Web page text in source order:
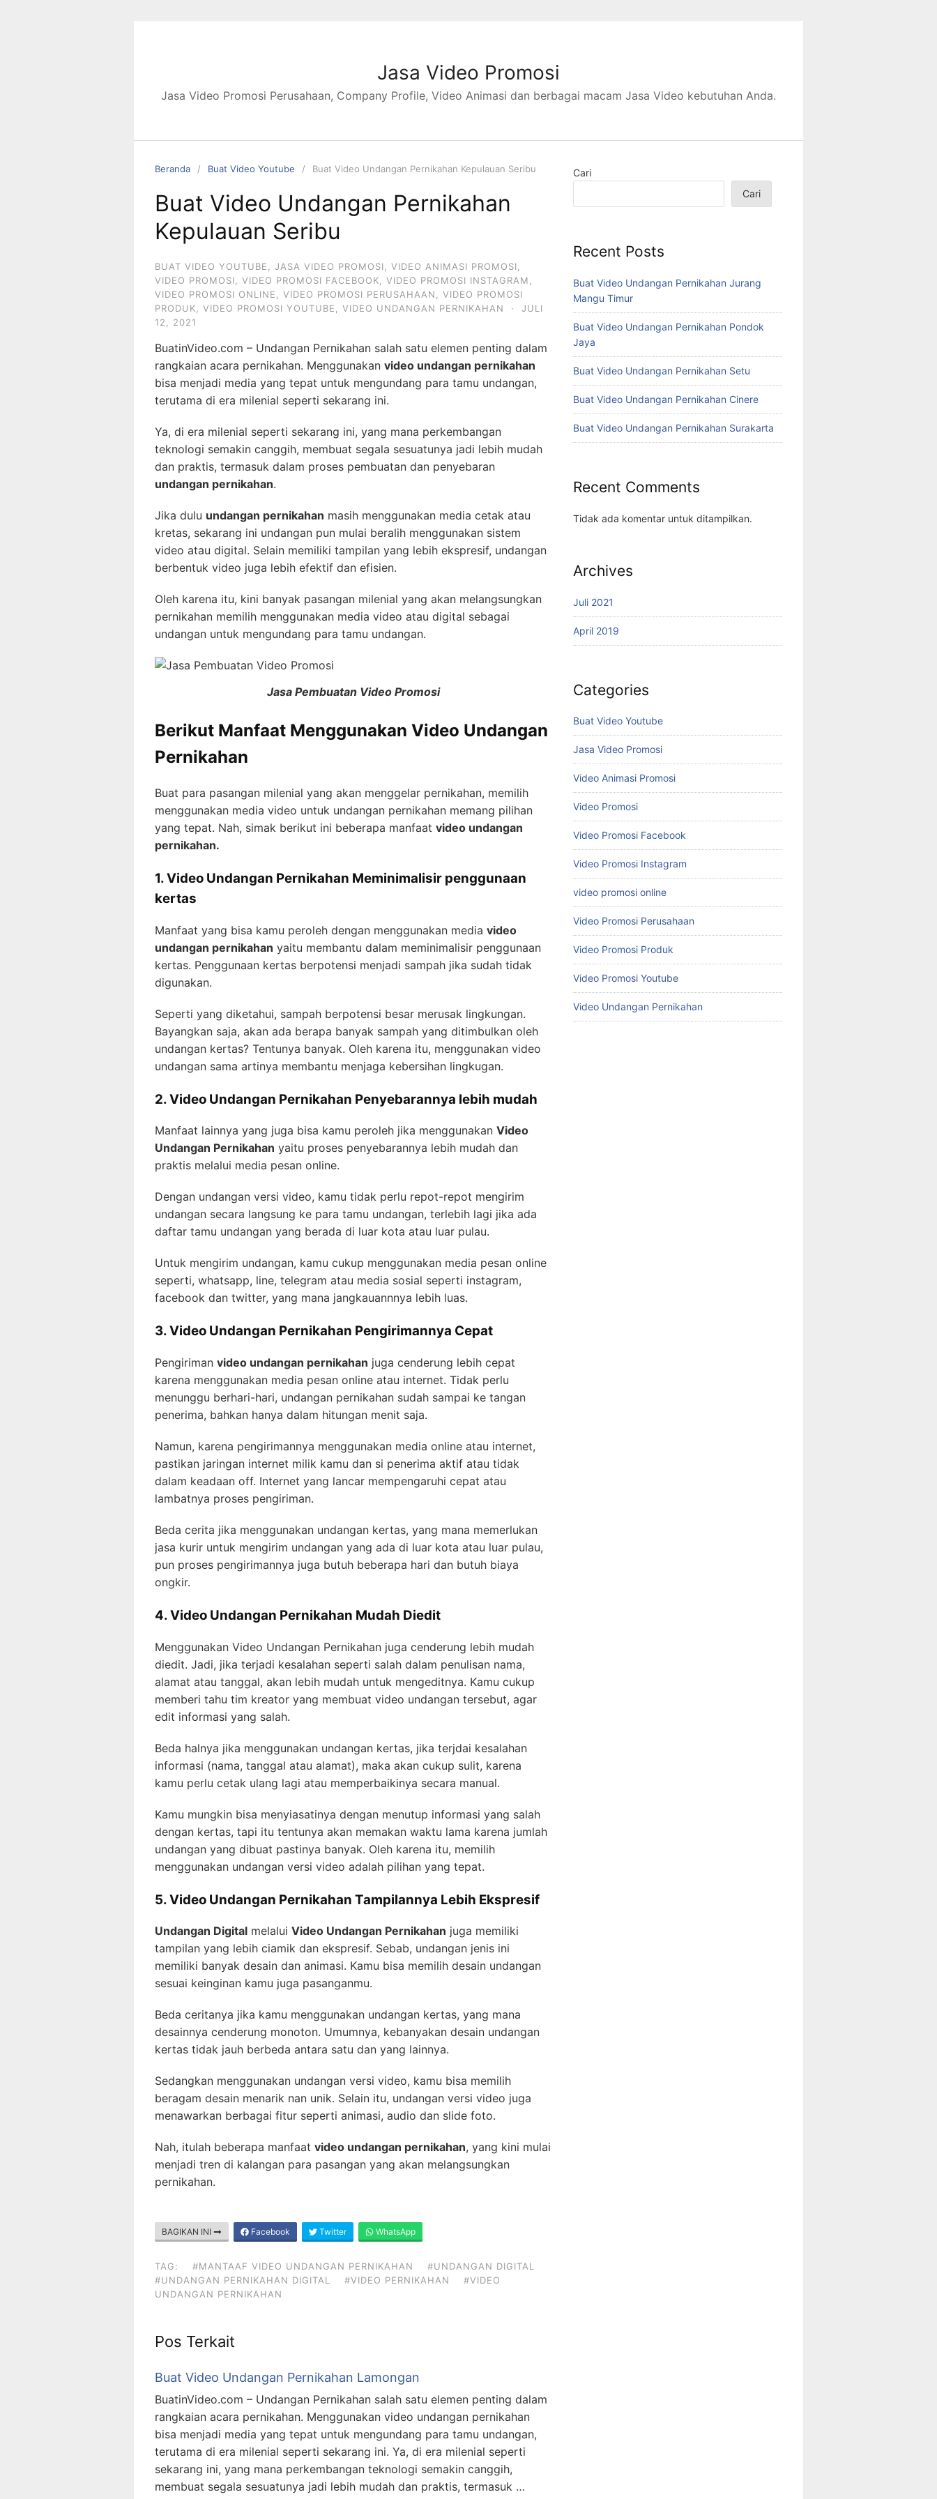
Jasa Video Promosi
Jasa Video Promosi Perusahaan, Company Profile, Video Animasi dan berbagai macam Jasa Video kebutuhan Anda.
Beranda Buat Video Youtube Buat Video Undangan Pernikahan Kepulauan Seribu
Buat Video Undangan Pernikahan
Kepulauan Seribu
BUAT VIDEO YOUTUBE JASA VIDEO PROMOSI VIDEO ANIMASI PROMOSI
VIDEO PROMOSI
VIDEO PROMOSI FACEBOOK VIDEO PROMOSI INSTAGRAM
VIDEO PROMOSI ONLINE
VIDEO PROMOSI PERUSAHAAN
VIDEO PROMOSI
PRODUK
VIDEO PROMOSI YOUTUBE VIDEO UNDANGAN PERNIKAHAN ·
JULI
12, 2021
BuatinVideo.com – Undangan Pernikahan salah satu elemen penting dalam
rangkaian acara pernikahan. Menggunakan video undangan pernikahan
bisa menjadi media yang tepat untuk mengundang para tamu undangan,
terutama di era milenial seperti sekarang ini.
Ya, di era milenial seperti sekarang ini, yang mana perkembangan
teknologi semakin canggih, membuat segala sesuatunya jadi lebih mudah
dan praktis, termasuk dalam proses pembuatan dan penyebaran
undangan pernikahan.
Jika dulu undangan pernikahan masih menggunakan media cetak atau
kretas, sekarang ini undangan pun mulai beralih menggunakan sistem
video atau digital. Selain memiliki tampilan yang lebih ekspresif, undangan
berbentuk video juga lebih efektif dan efisien.
Oleh karena itu, kini banyak pasangan milenial yang akan melangsungkan
pernikahan memilih menggunakan media video atau digital sebagai
undangan untuk mengundang para tamu undangan.
Jasa Pembuatan Video Promosi
Berikut Manfaat Menggunakan Video Undangan
Pernikahan
Buat para pasangan milenial yang akan menggelar pernikahan, memilih
menggunakan media video untuk undangan pernikahan memang pilihan
yang tepat. Nah, simak berikut ini beberapa manfaat video undangan
pernikahan.
1. Video Undangan Pernikahan Meminimalisir penggunaan
kertas
Manfaat yang bisa kamu peroleh dengan menggunakan media video
undangan pernikahan yaitu membantu dalam meminimalisir penggunaan
kertas. Penggunaan kertas berpotensi menjadi sampah jika sudah tidak
digunakan.
Seperti yang diketahui, sampah berpotensi besar merusak lingkungan.
Bayangkan saja, akan ada berapa banyak sampah yang ditimbulkan oleh
undangan kertas? Tentunya banyak. Oleh karena itu, menggunakan video
undangan sama artinya membantu menjaga kebersihan lingkugan.
2. Video Undangan Pernikahan Penyebarannya lebih mudah
Manfaat lainnya yang juga bisa kamu peroleh jika menggunakan Video
Undangan Pernikahan yaitu proses penyebarannya lebih mudah dan
praktis melalui media pesan online.
Dengan undangan versi video, kamu tidak perlu repot-repot mengirim
undangan secara langsung ke para tamu undangan, terlebih lagi jika ada
daftar tamu undangan yang berada di luar kota atau luar pulau.
Untuk mengirim undangan, kamu cukup menggunakan media pesan online
seperti, whatsapp, line, telegram atau media sosial seperti instagram,
facebook dan twitter, yang mana jangkauannnya lebih luas.
3. Video Undangan Pernikahan Pengirimannya Cepat
Pengiriman video undangan pernikahan juga cenderung lebih cepat
karena menggunakan media pesan online atau internet. Tidak perlu
menunggu berhari-hari, undangan pernikahan sudah sampai ke tangan
penerima, bahkan hanya dalam hitungan menit saja.
Namun, karena pengirimannya menggunakan media online atau internet,
pastikan jaringan internet milik kamu dan si penerima aktif atau tidak
dalam keadaan off. Internet yang lancar mempengaruhi cepat atau
lambatnya proses pengiriman.
Beda cerita jika menggunakan undangan kertas, yang mana memerlukan
jasa kurir untuk mengirim undangan yang ada di luar kota atau luar pulau,
pun proses pengirimannya juga butuh beberapa hari dan butuh biaya
ongkir.
4. Video Undangan Pernikahan Mudah Diedit
Menggunakan Video Undangan Pernikahan juga cenderung lebih mudah
diedit. Jadi, jika terjadi kesalahan seperti salah dalam penulisan nama,
alamat atau tanggal, akan lebih mudah untuk mengeditnya. Kamu cukup
memberi tahu tim kreator yang membuat video undangan tersebut, agar
edit informasi yang salah.
Beda halnya jika menggunakan undangan kertas, jika terjdai kesalahan
informasi (nama, tanggal atau alamat), maka akan cukup sulit, karena
kamu perlu cetak ulang lagi atau memperbaikinya secara manual.
Kamu mungkin bisa menyiasatinya dengan menutup informasi yang salah
dengan kertas, tapi itu tentunya akan memakan waktu lama karena jumlah
undangan yang dibuat pastinya banyak. Oleh karena itu, memilih
menggunakan undangan versi video adalah pilihan yang tepat.
5. Video Undangan Pernikahan Tampilannya Lebih Ekspresif
Undangan Digital melalui Video Undangan Pernikahan juga memiliki
tampilan yang lebih ciamik dan ekspresif. Sebab, undangan jenis ini
memiliki banyak desain dan animasi. Kamu bisa memilih desain undangan
sesuai keinginan kamu juga pasanganmu.
Beda ceritanya jika kamu menggunakan undangan kertas, yang mana
desainnya cenderung monoton. Umumnya, kebanyakan desain undangan
kertas tidak jauh berbeda antara satu dan yang lainnya.
Sedangkan menggunakan undangan versi video, kamu bisa memilih
beragam desain menarik nan unik. Selain itu, undangan versi video juga
menawarkan berbagai fitur seperti animasi, audio dan slide foto.
Nah, itulah beberapa manfaat video undangan pernikahan, yang kini mulai
menjadi tren di kalangan para pasangan yang akan melangsungkan
pernikahan.
BAGIKAN INI Facebook Twitter WhatsApp
TAG: #MANTAAF VIDEO UNDANGAN PERNIKAHAN
#UNDANGAN DIGITAL
#UNDANGAN PERNIKAHAN DIGITAL
#VIDEO PERNIKAHAN
#VIDEO
UNDANGAN PERNIKAHAN
Pos Terkait
Buat Video Undangan Pernikahan Lamongan
BuatinVideo.com – Undangan Pernikahan salah satu elemen penting dalam
rangkaian acara pernikahan. Menggunakan video undangan pernikahan
bisa menjadi media yang tepat untuk mengundang para tamu undangan,
terutama di era milenial seperti sekarang ini. Ya, di era milenial seperti
sekarang ini, yang mana perkembangan teknologi semakin canggih,
membuat segala sesuatunya jadi lebih mudah dan praktis, termasuk …
Cari
Cari
Recent Posts
Buat Video Undangan Pernikahan Jurang
Mangu Timur
Buat Video Undangan Pernikahan Pondok
Jaya
Buat Video Undangan Pernikahan Setu
Buat Video Undangan Pernikahan Cinere
Buat Video Undangan Pernikahan Surakarta
Recent Comments
Tidak ada komentar untuk ditampilkan.
Archives
Juli 2021
April 2019
Categories
Buat Video Youtube
Jasa Video Promosi
Video Animasi Promosi
Video Promosi
Video Promosi Facebook
Video Promosi Instagram
video promosi online
Video Promosi Perusahaan
Video Promosi Produk
Video Promosi Youtube
Video Undangan Pernikahan